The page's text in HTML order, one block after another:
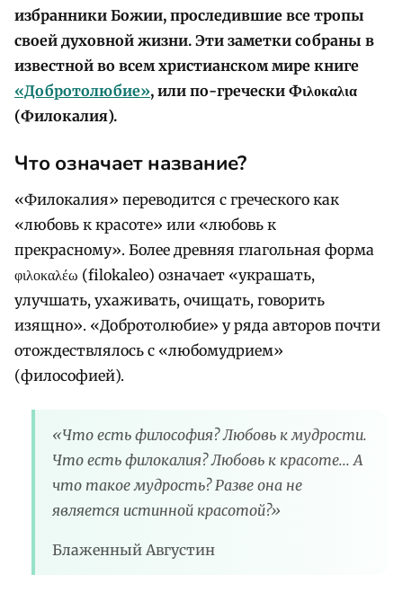
избранники Божии, проследившие все тропы
своей духовной жизни. Эти заметки собраны в
известной во всем христианском мире книге
«Добротолюбие», или по-гречески Фιλοκαλια
(Филокалия).
Что означает название?
«Филокалия» переводится с греческого как
«любовь к красоте» или «любовь к
прекрасному». Более древняя глагольная форма
φιλοκαλέω (filokaleo) означает «украшать,
улучшать, ухаживать, очищать, говорить
изящно». «Добротолюбие» у ряда авторов почти
отождествлялось с «любомудрием»
(философией).
«Что есть философия? Любовь к мудрости.
Что есть филокалия? Любовь к красоте... А
что такое мудрость? Разве она не
является истинной красотой?»
Блаженный Августин